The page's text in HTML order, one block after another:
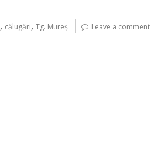
, călugări, Tg. Mureș Leave a comment